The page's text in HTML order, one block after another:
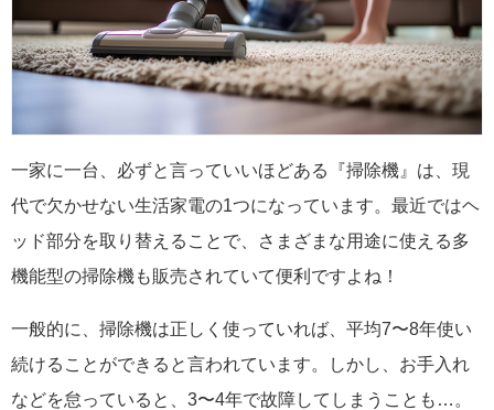
一家に一台、必ずと言っていいほどある『掃除機』は、現
代で欠かせない生活家電の1つになっています。最近ではヘ
ッド部分を取り替えることで、さまざまな用途に使える多
機能型の掃除機も販売されていて便利ですよね！
一般的に、掃除機は正しく使っていれば、平均7〜8年使い
続けることができると言われています。しかし、お手入れ
などを怠っていると、3〜4年で故障してしまうことも…。